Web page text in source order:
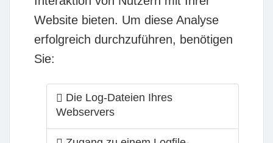
Website bieten. Um diese Analyse
erfolgreich durchzuführen, benötigen
Sie:
Die Log-Dateien Ihres
Webservers